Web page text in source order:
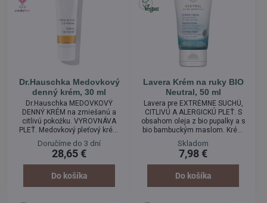
Dr.Hauschka Medovkový
denný krém, 30 ml
Dr.Hauschka MEDOVKOVÝ
DENNÝ KRÉM na zmiešanú a
citlivú pokožku. VYROVNÁVA
PLEŤ. Medovkový pleťový krém
upokojuje pokožku a privádza ju
do prirodzenej rovnováhy. Práve
medovka napomáha pokožke
opäť nájsť svoju
rovnováhu. Mastnejšie časti pleti
Doručíme do 3 dní
28,65 €
Do košíka
Lavera Krém na ruky BIO
Neutral, 50 ml
Lavera pre EXTRÉMNE SUCHÚ,
CITLIVÚ A ALERGICKÚ PLEŤ. S
obsahom oleja z bio pupalky a s
bio bambuckým maslom. Krém
na ruky s obzvlášť bohatou
zjemňujúcou receptúrou sa
veľmi rýchlo vstrebáva a
poskytuje namáhanej pokožke
extra výživu a starostlivosť.
Skladom
7,98 €
Do košíka